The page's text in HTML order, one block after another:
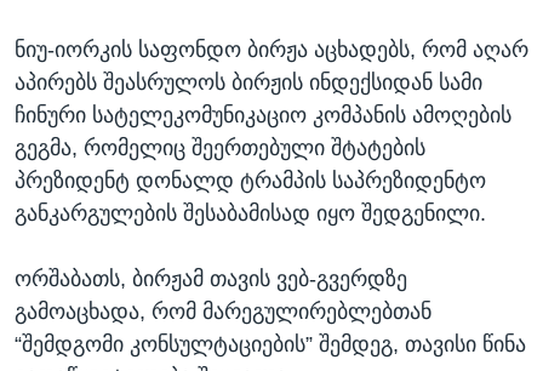
ᲒᲐᲚᲘᲚᲔᲝ
ᲓᲔᲖᲘᲜᲤᲝᲠᲛᲐᲪᲘᲐ
ენები
ნიუ-იორკის საფონდო ბირჟა აცხადებს, რომ აღარ
აპირებს შეასრულოს ბირჟის ინდექსიდან სამი
ჩინური სატელეკომუნიკაციო კომპანის ამოღების
გეგმა, რომელიც შეერთებული შტატების
პრეზიდენტ დონალდ ტრამპის საპრეზიდენტო
განკარგულების შესაბამისად იყო შედგენილი.
ორშაბათს, ბირჟამ თავის ვებ-გვერდზე
გამოაცხადა, რომ მარეგულირებლებთან
“შემდგომი კონსულტაციების” შემდეგ, თავისი წინა